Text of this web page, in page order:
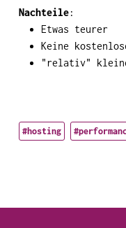
Nachteile:
Etwas teurer
Keine
"relativ"
#hosting